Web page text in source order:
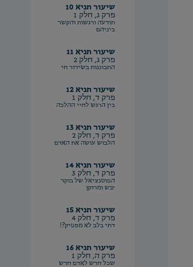
שיעור תניא 10
פרק ג, חלק 1
תודעה ורגשות והקשר
ביניהם
שיעור תניא 11
פרק ג, חלק 2
התבוננות בשידור חי
שיעור תניא 12
פרק ד, חלק 1
בין הרגש לחיי ההלכה
שיעור תניא 13
פרק ד, חלק 2
הלבוש עושה את האדם
שיעור תניא 14
פרק ד, חלק 3
הפוטנציאל של בוקר
יבש ומרוקן
שיעור תניא 15
פרק ד, חלק 4
דתי בלב לא מספיק?!
שיעור תניא 16
פרק ה, חלק 1
שכל חדש לאדם חדש